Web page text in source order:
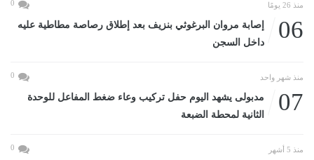
منذ 26 يومًا 0
06
إصابة مروان البرغوثي بنزيف بعد إطلاق رصاصة مطاطية عليه
داخل السجن
منذ شهر واحد 0
07
مدبولى يشهد اليوم حفل تركيب وعاء ضغط المفاعل للوحدة
الثانية لمحطة الضبعة
منذ 5 أشهر 0